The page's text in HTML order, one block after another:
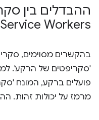
ההבדלים בין
Service Workers של תוספים
בהקשרים מסוימים,
'סקריפטים של הרקע'.
פועלים ברקע, המונח
מרמז על יכולות זהות.